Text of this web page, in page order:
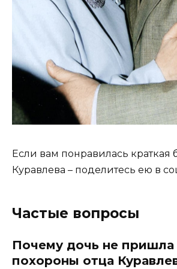
Если вам понравилась краткая
Куравлева – поделитесь ею в
Частые вопросы
Почему дочь не пришла
похороны отца